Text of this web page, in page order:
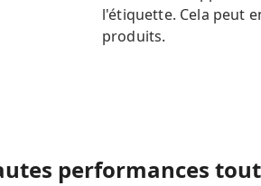
l'étiquette. Cela peut
produits.
performances